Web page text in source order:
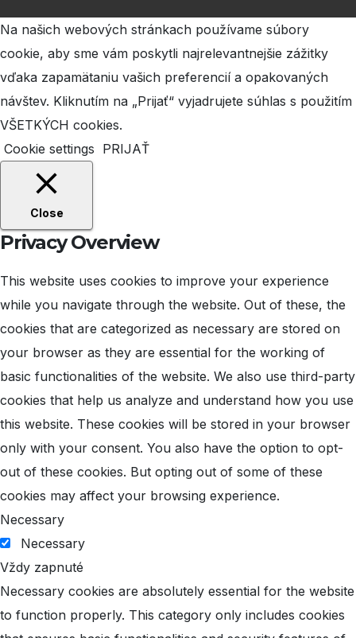
Na našich webových stránkach používame súbory
cookie, aby sme vám poskytli najrelevantnejšie zážitky
vďaka zapamätaniu vašich preferencií a opakovaných
návštev. Kliknutím na „Prijať“ vyjadrujete súhlas s použitím
VŠETKÝCH cookies.
Cookie settings PRIJAŤ
Close
Privacy Overview
This website uses cookies to improve your experience
while you navigate through the website. Out of these, the
cookies that are categorized as necessary are stored on
your browser as they are essential for the working of
basic functionalities of the website. We also use third-party
cookies that help us analyze and understand how you use
this website. These cookies will be stored in your browser
only with your consent. You also have the option to opt-
out of these cookies. But opting out of some of these
cookies may affect your browsing experience.
Necessary
Necessary
Vždy zapnuté
Necessary cookies are absolutely essential for the website
to function properly. This category only includes cookies